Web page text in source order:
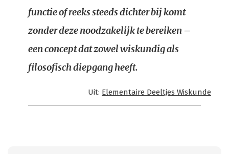
functie of reeks steeds dichter bij komt
zonder deze noodzakelijk te bereiken –
een concept dat zowel wiskundig als
filosofisch diepgang heeft.
Uit: Elementaire Deeltjes Wiskunde